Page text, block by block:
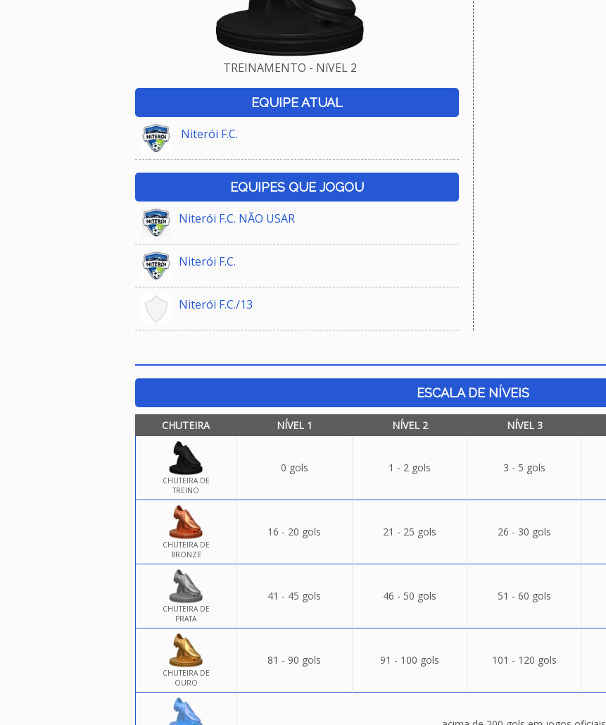
TREINAMENTO - NíVEL 2
EQUIPE ATUAL
Niterói F.C.
EQUIPES QUE JOGOU
Niterói F.C. NÃO USAR
Niterói F.C.
Niterói F.C./13
ESCALA DE NÍVEIS
CHUTEIRA NÍVEL 1 NÍVEL 2 NÍVEL 3
CHUTEIRA DE
TREINO
0 gols 1 - 2 gols 3 - 5 gols
CHUTEIRA DE
BRONZE
16 - 20 gols 21 - 25 gols 26 - 30 gols
CHUTEIRA DE
PRATA
41 - 45 gols 46 - 50 gols 51 - 60 gols
CHUTEIRA DE
OURO
81 - 90 gols 91 - 100 gols 101 - 120 gols